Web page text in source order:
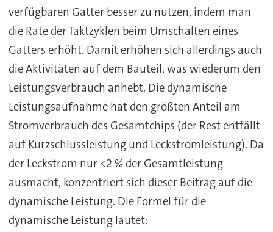
verfügbaren Gatter besser zu nutzen, indem man
die Rate der Taktzyklen beim Umschalten eines
Gatters erhöht. Damit erhöhen sich allerdings auch
die Aktivitäten auf dem Bauteil, was wiederum den
Leistungsverbrauch anhebt. Die dynamische
Leistungsaufnahme hat den größten Anteil am
Stromverbrauch des Gesamtchips (der Rest entfällt
auf Kurzschlussleistung und Leckstromleistung). Da
der Leckstrom nur <2 % der Gesamtleistung
ausmacht, konzentriert sich dieser Beitrag auf die
dynamische Leistung. Die Formel für die
dynamische Leistung lautet: